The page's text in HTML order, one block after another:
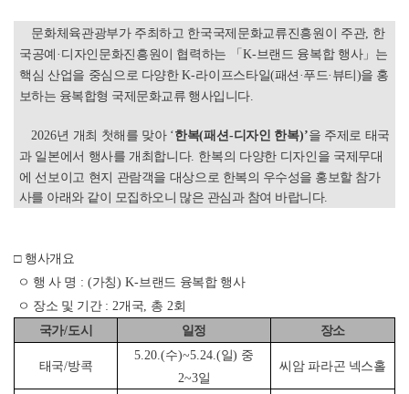
문화체육관광부가 주최하고 한국국제문화교류진흥원이 주관, 한
국공예 · 디자인문화진흥원이 협력하는 「 K-브랜드 융복합 행사」 는
핵심 산업을 중심으로 다양한K-라이프스타일(패션 ·푸드· 뷰티)을 홍
보하는 융복합형 국제문화교류 행사입니다.
2026년 개최 첫해를 맞아 ‘한복(패션-디자인 한복)’을 주제로 태국
과 일본에서 행사를 개최합니다. 한복의 다양한 디자인을 국제무대
에 선보이고 현지 관람객을 대상으로 한복의 우수성을 홍보할 참가
사를 아래와 같이 모집하오니 많은 관심과 참여 바랍니다.
□ 행사개요
ㅇ 행 사 명 : (가칭) K-브랜드 융복합 행사
ㅇ 장소 및 기간 : 2개국, 총 2회
국가/도시 일정 장소
태국/방콕
5.20.(수)~5.24.(일) 중
2~3일
씨암 파라곤 넥스홀